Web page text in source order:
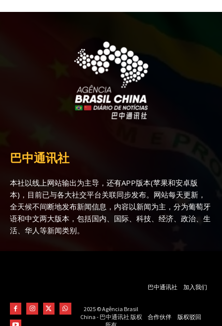
巴中通讯社
本社以线上网站输出为主导，还有APP版本(苹果和安卓版
本)，目前已与各大社交平台关联同步发布。网站每天更新，
全天候不间断地发布新闻信息，内容以新闻为主，分为葡萄牙
语和中文两大版本，包括国内、国际、科技、经济、政治、生
活、华人等新闻类别。
2025 © Agência Brasil
China - 巴中通讯社 版权
巴中通讯社 加入我们
合作伙伴 版权驳回